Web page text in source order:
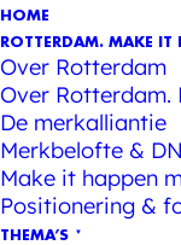
HOME
ROTTERDAM. MAKE IT
Over Rotterdam
Over Rotterdam.
De merkalliantie
Merkbelofte &
Make it happen
Positionering &
THEMA’S